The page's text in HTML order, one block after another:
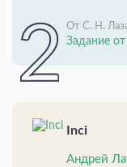
От С. Н.
Задание
Inci
Андрей